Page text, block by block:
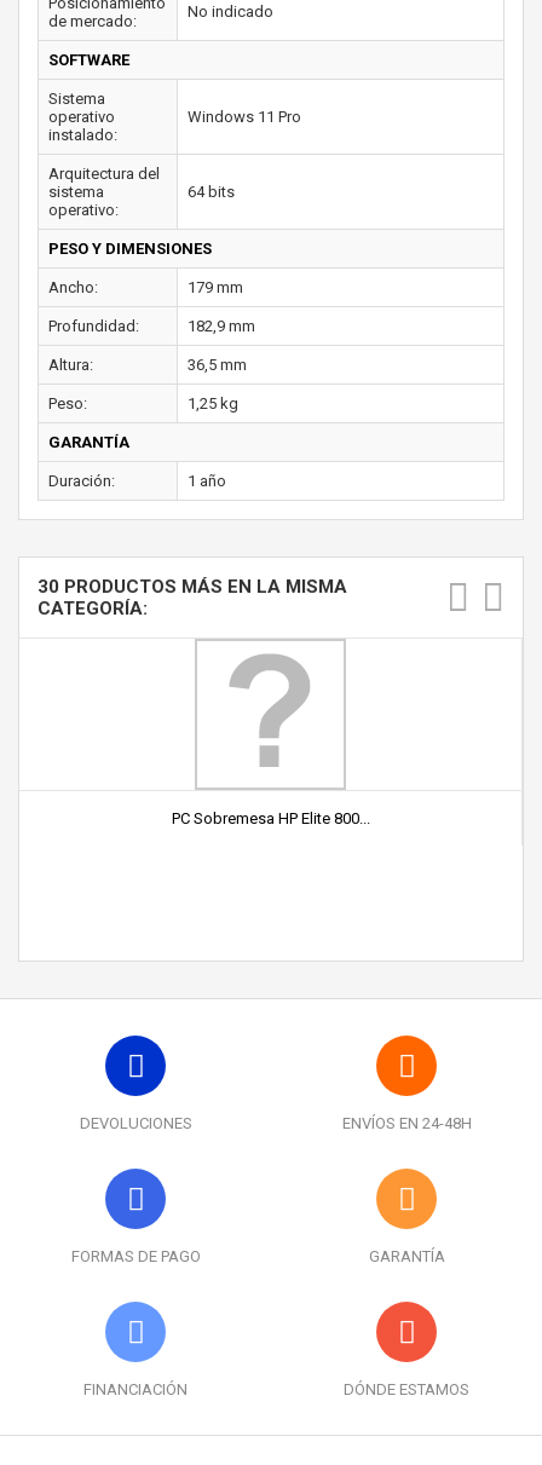
de mercado:
No indicado
SOFTWARE
Sistema
operativo
instalado:
Windows 11 Pro
Arquitectura del
sistema
operativo:
64 bits
PESO Y DIMENSIONES
Ancho: 179 mm
Profundidad: 182,9 mm
Altura: 36,5 mm
Peso: 1,25 kg
GARANTÍA
Duración: 1 año
30 PRODUCTOS MÁS EN LA MISMA
CATEGORÍA:
PC Sobremesa HP Elite 800...
DEVOLUCIONES ENVÍOS EN 24-48H
FORMAS DE PAGO GARANTÍA
FINANCIACIÓN DÓNDE ESTAMOS